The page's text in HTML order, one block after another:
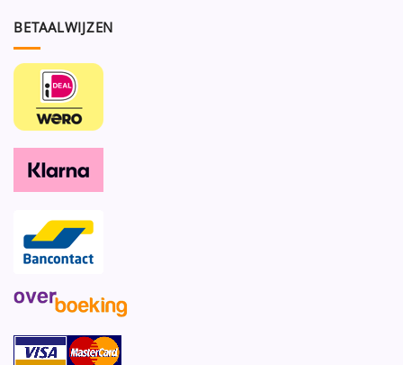
BETAALWIJZEN